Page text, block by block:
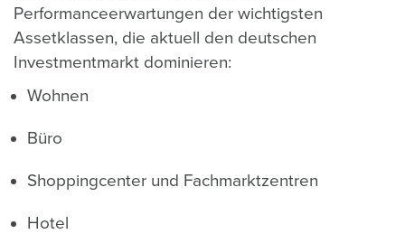
Performanceerwartungen der wichtigsten
Assetklassen, die aktuell den deutschen
Investmentmarkt dominieren:
Wohnen
Büro
Shoppingcenter und Fachmarktzentren
Hotel